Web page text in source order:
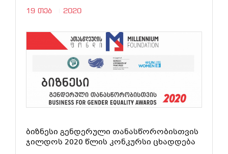
19 თებ 2020
ბიზნესი გენდერული თანასწორობისთვის
ჯილდოს 2020 წლის კონკურსი ცხადდება